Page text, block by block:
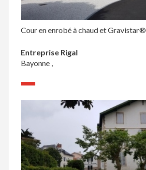
Cour en enrobé à chaud et Gravistar®
Entreprise Rigal
Bayonne ,